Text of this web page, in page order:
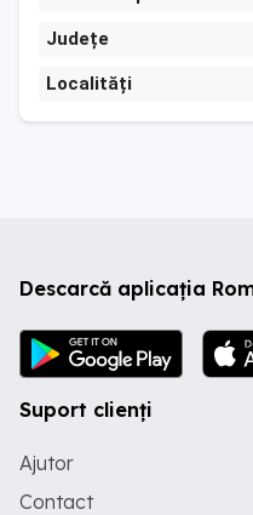
Județe
Localități
Descarcă aplicația
Suport clienți
Ajutor
Contact